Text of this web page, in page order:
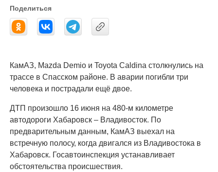
Поделиться
КамАЗ, Mazda Demio и Toyota Caldina столкнулись на
трассе в Спасском районе. В аварии погибли три
человека и пострадали ещё двое.
ДТП произошло 16 июня на 480-м километре
автодороги Хабаровск – Владивосток. По
предварительным данным, КамАЗ выехал на
встречную полосу, когда двигался из Владивостока в
Хабаровск. Госавтоинспекция устанавливает
обстоятельства происшествия.